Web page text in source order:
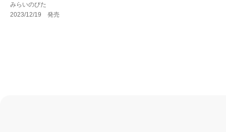
みらいのびた
2023/12/19 発売